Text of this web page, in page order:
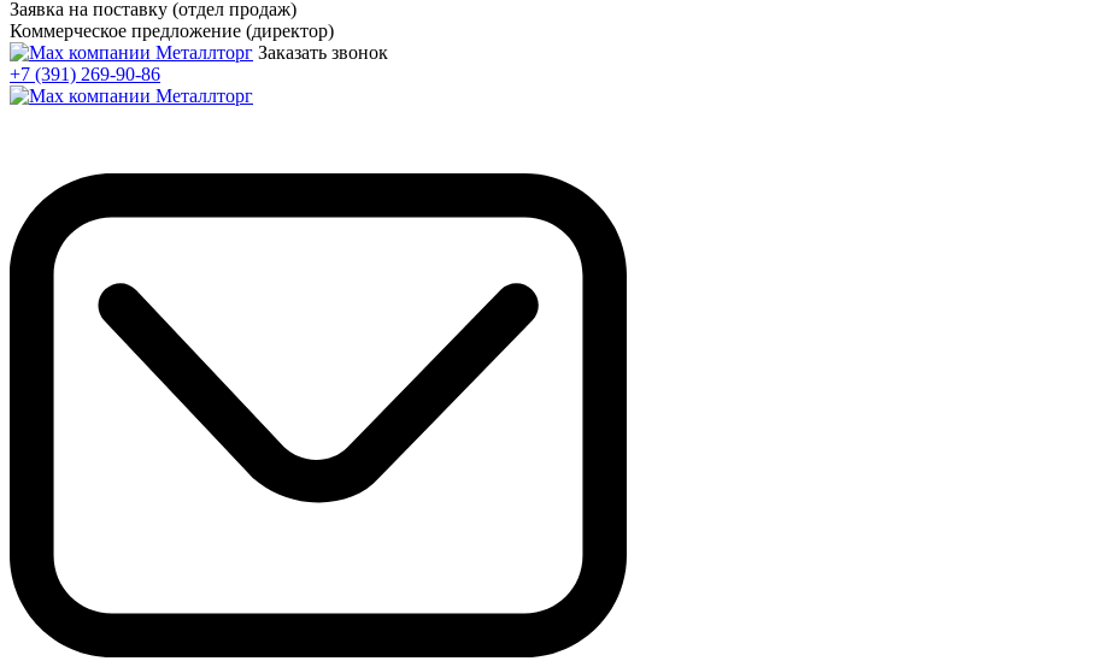
Заявка на поставку (отдел продаж)
Коммерческое предложение (директор)
Заказать звонок
+7 (391) 269-90-86